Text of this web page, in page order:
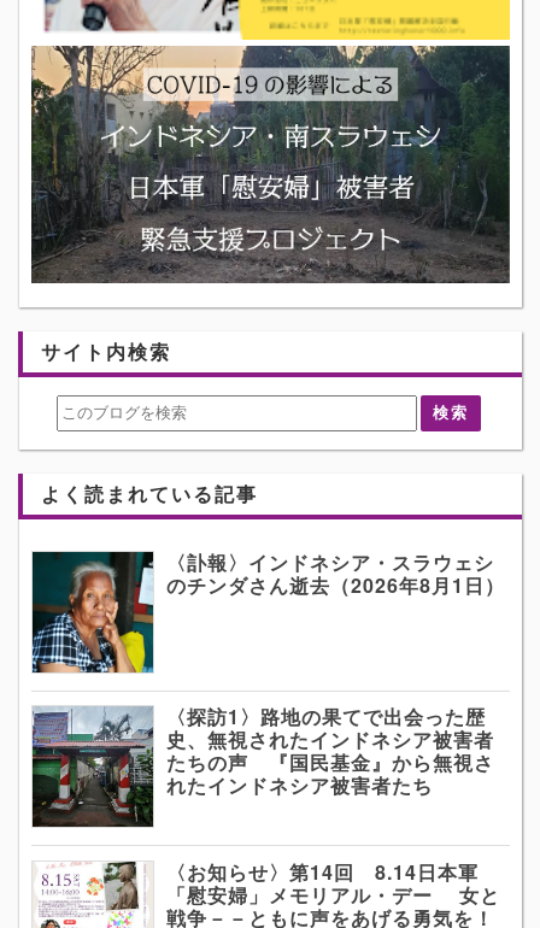
サイト内検索
よく読まれている記事
〈訃報〉インドネシア・スラウェシ
のチンダさん逝去（2026年8月1日）
〈探訪1〉路地の果てで出会った歴
史、無視されたインドネシア被害者
たちの声 『国民基金』から無視さ
れたインドネシア被害者たち
〈お知らせ〉第14回 8.14日本軍
「慰安婦」メモリアル・デー 女と
戦争－－ともに声をあげる勇気を！